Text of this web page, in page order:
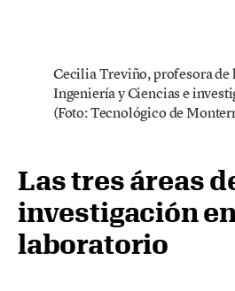
Cecilia Treviño, profesora de
Ingeniería y Ciencias e
(Foto: Tecnológico de
Las tres áreas
investigación
laboratorio